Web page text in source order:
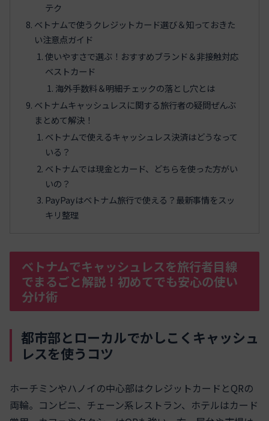
テク
ベトナムで使うクレジットカード選び＆知っておきた
い注意点ガイド
使いやすさで選ぶ！おすすめブランド＆非接触対応
ベストカード
海外手数料＆明細チェックの落とし穴とは
ベトナムキャッシュレスに関する旅行者の疑問ぜんぶ
まとめて解決！
ベトナムで使えるキャッシュレス決済はどうなって
いる？
ベトナムでは現金とカード、どちらを使った方がい
いの？
PayPayはベトナム旅行で使える？最新事情をスッ
キリ整理
ベトナムでキャッシュレスを旅行者目線
でまるごと解説！初めてでも安心の使い
分け術
都市部とローカルでかしこくキャッシュ
レスを使うコツ
ホーチミンやハノイの中心部はクレジットカードとQRの
両輪。コンビニ、チェーン系レストラン、ホテルはカード